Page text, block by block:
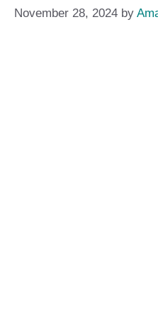
November 28, 2024 by